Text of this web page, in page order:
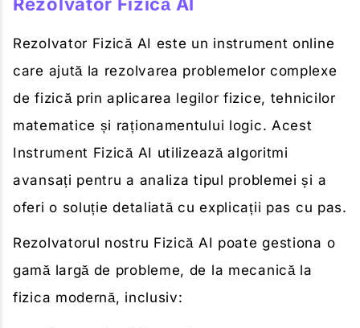
Rezolvator Fizică AI este un instrument online
care ajută la rezolvarea problemelor complexe
de fizică prin aplicarea legilor fizice, tehnicilor
matematice și raționamentului logic. Acest
Instrument Fizică AI utilizează algoritmi
avansați pentru a analiza tipul problemei și a
oferi o soluție detaliată cu explicații pas cu pas.
Rezolvatorul nostru Fizică AI poate gestiona o
gamă largă de probleme, de la mecanică la
fizica modernă, inclusiv: